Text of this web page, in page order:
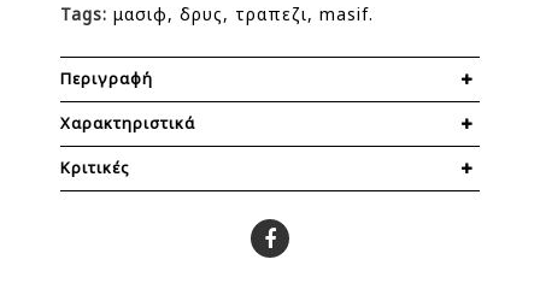
Tags: μασιφ δρυς τραπεζι masif
Περιγραφή
Χαρακτηριστικά
Κριτικές